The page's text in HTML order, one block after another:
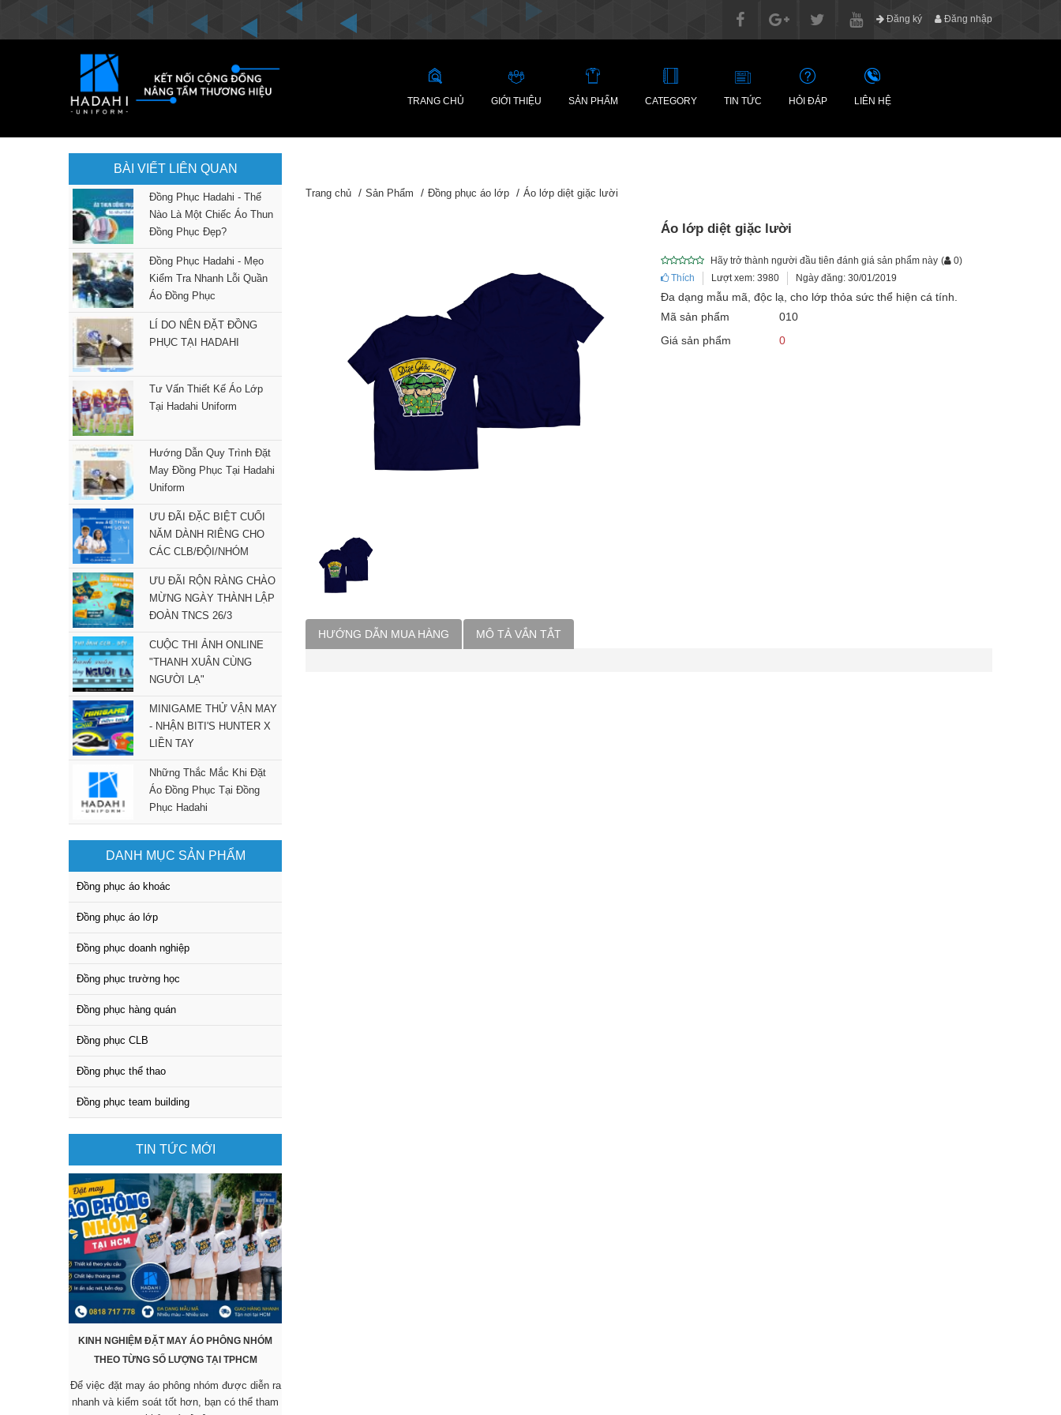
Đăng ký Đăng nhập
TRANG CHỦ GIỚI THIỆU SẢN PHẨM CATEGORY TIN TỨC HỎI ĐÁP LIÊN HỆ
BÀI VIẾT LIÊN QUAN
Đồng Phục Hadahi - Thế
Nào Là Một Chiếc Áo Thun
Đồng Phục Đẹp?
Đồng Phục Hadahi - Mẹo
Kiểm Tra Nhanh Lỗi Quần
Áo Đồng Phục
LÍ DO NÊN ĐẶT ĐỒNG
PHỤC TẠI HADAHI
Tư Vấn Thiết Kế Áo Lớp
Tại Hadahi Uniform
Hướng Dẫn Quy Trình Đặt
May Đồng Phục Tại Hadahi
Uniform
ƯU ĐÃI ĐẶC BIỆT CUỐI
NĂM DÀNH RIÊNG CHO
CÁC CLB/ĐỘI/NHÓM
ƯU ĐÃI RỘN RÀNG CHÀO
MỪNG NGÀY THÀNH LẬP
ĐOÀN TNCS 26/3
CUỘC THI ẢNH ONLINE
"THANH XUÂN CÙNG
NGƯỜI LẠ"
MINIGAME THỬ VẬN MAY
- NHẬN BITI'S HUNTER X
LIỀN TAY
Những Thắc Mắc Khi Đặt
Áo Đồng Phục Tại Đồng
Phục Hadahi
DANH MỤC SẢN PHẨM
Đồng phục áo khoác
Đồng phục áo lớp
Đồng phục doanh nghiệp
Đồng phục trường học
Đồng phục hàng quán
Đồng phục CLB
Đồng phục thể thao
Đồng phục team building
TIN TỨC MỚI
KINH NGHIỆM ĐẶT MAY ÁO PHÔNG NHÓM
THEO TỪNG SỐ LƯỢNG TẠI TPHCM
Để việc đặt may áo phông nhóm được diễn ra
nhanh và kiểm soát tốt hơn, bạn có thể tham
Trang chủ Sản Phẩm Đồng phục áo lớp Áo lớp diệt giặc lười
Áo lớp diệt giặc lười
Hãy trở thành người đầu tiên đánh giá sản phẩm này ( 0)
Thích
Lượt xem: 3980 Ngày đăng: 30/01/2019
Đa dạng mẫu mã, độc lạ, cho lớp thỏa sức thể hiện cá tính.
Mã sản phẩm
010
Giá sản phẩm
0
HƯỚNG DẪN MUA HÀNG MÔ TẢ VẮN TẮT